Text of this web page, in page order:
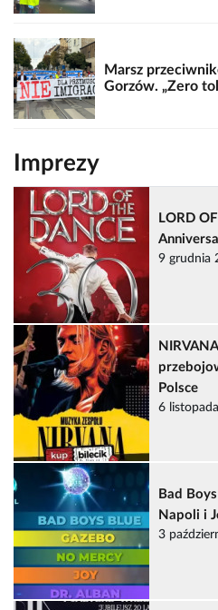
Marsz
Gorzów. „Zero
Imprezy
LORD
9 grudnia
Polsce
6
Bad
Napoli i
3